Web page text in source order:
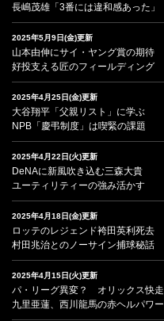
長嶋茂雄「3番には違和感あった」
2025年5月9日(金)更新
山本由伸にサイ・ヤング賞の期待
好投支える匠のフィールディング
2025年4月25日(金)更新
大谷翔平「父親リスト」に学ぶ
NPB「慶弔制度」は喫緊の課題
2025年4月22日(火)更新
DeNAに新風吹き込む三森大貴
ユーティリティーの強み活かす
2025年4月18日(金)更新
ロッテのレジェンド袴田英利死去
村田兆治とのノーサイン捕球秘話
2025年4月15日(火)更新
パ・リーグ異変？ オリックス快走
九里亜蓮、西川龍馬の赤ヘルパワー